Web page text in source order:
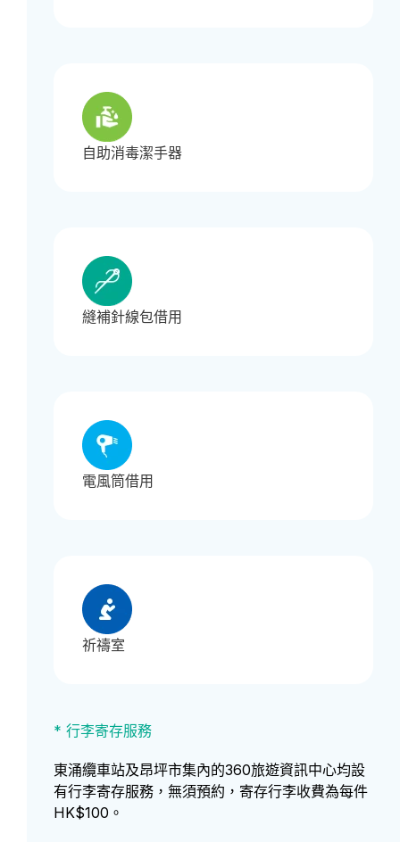
自助消毒潔手器
縫補針線包借用
電風筒借用
祈禱室
* 行李寄存服務
東涌纜車站及昂坪市集內的360旅遊資訊中心均設
有行李寄存服務，無須預約，寄存行李收費為每件
HK$100。